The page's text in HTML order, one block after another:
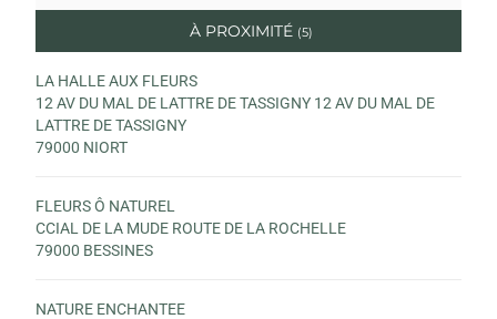
À PROXIMITÉ (5)
LA HALLE AUX FLEURS
12 AV DU MAL DE LATTRE DE TASSIGNY 12 AV DU MAL DE
LATTRE DE TASSIGNY
79000 NIORT
FLEURS Ô NATUREL
CCIAL DE LA MUDE ROUTE DE LA ROCHELLE
79000 BESSINES
NATURE ENCHANTEE